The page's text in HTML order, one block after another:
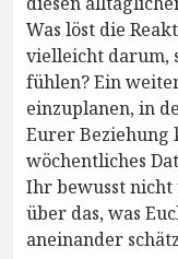
Was löst die
vielleicht darum,
fühlen? Ein
einzuplanen, in
Eurer Beziehung
wöchentliches
Ihr bewusst
über das, was
aneinander